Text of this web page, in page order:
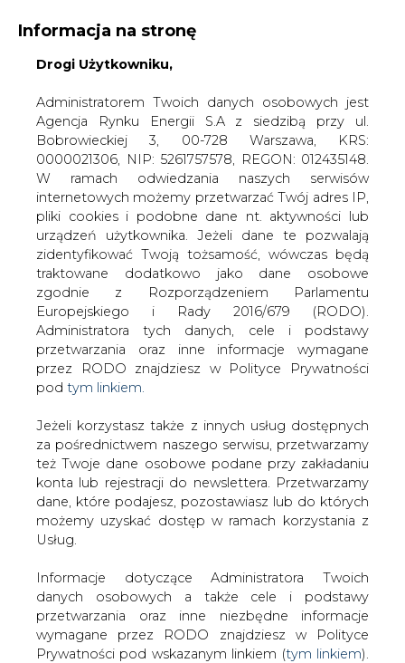
Informacja na stronę
Drogi Użytkowniku,
Administratorem Twoich danych osobowych jest
Agencja Rynku Energii S.A z siedzibą przy ul.
Bobrowieckiej 3, 00-728 Warszawa, KRS:
0000021306, NIP: 5261757578, REGON: 012435148.
W ramach odwiedzania naszych serwisów
internetowych możemy przetwarzać Twój adres IP,
pliki cookies i podobne dane nt. aktywności lub
urządzeń użytkownika. Jeżeli dane te pozwalają
zidentyfikować Twoją tożsamość, wówczas będą
traktowane dodatkowo jako dane osobowe
zgodnie z Rozporządzeniem Parlamentu
Europejskiego i Rady 2016/679 (RODO).
Administratora tych danych, cele i podstawy
przetwarzania oraz inne informacje wymagane
przez RODO znajdziesz w Polityce Prywatności
pod tym linkiem.
Jeżeli korzystasz także z innych usług dostępnych
za pośrednictwem naszego serwisu, przetwarzamy
też Twoje dane osobowe podane przy zakładaniu
konta lub rejestracji do newslettera. Przetwarzamy
dane, które podajesz, pozostawiasz lub do których
możemy uzyskać dostęp w ramach korzystania z
Usług.
Informacje dotyczące Administratora Twoich
danych osobowych a także cele i podstawy
przetwarzania oraz inne niezbędne informacje
wymagane przez RODO znajdziesz w Polityce
Prywatności pod wskazanym linkiem (tym linkiem).
Strona główna /
UBEZPIECZENIA DLA
ENERGII / KGHM chce kupować akcje Tauronu, obecna
cena jest bardzo dobra
2010-06-30 00:00
drukuj
skomentuj
udostępnij
KGHM chce kupować akcje
Tauronu, obecna cena jest bardzo
dobra
KGHM Polska Miedź, który kupił w
ofercie 4,9% akcji spółki Tauron Polska
Energia, chce dokupować jeszcze
walory tej firmy, a obecną cenę uważa
za atrakcyjną, wynika ze środowej
wypowiedzi prezesa KGHM Herberta
Wirtha.